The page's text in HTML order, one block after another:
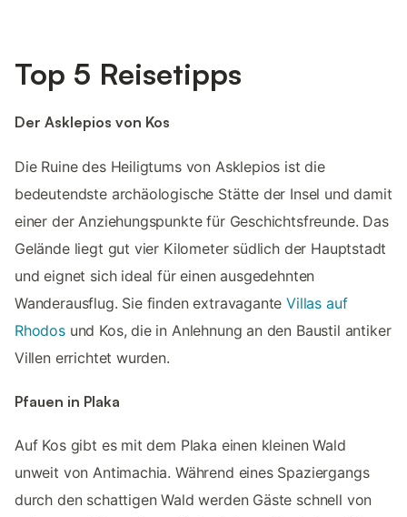
Top 5 Reisetipps
Der Asklepios von Kos
Die Ruine des Heiligtums von Asklepios ist die
bedeutendste archäologische Stätte der Insel und damit
einer der Anziehungspunkte für Geschichtsfreunde. Das
Gelände liegt gut vier Kilometer südlich der Hauptstadt
und eignet sich ideal für einen ausgedehnten
Wanderausflug. Sie finden extravaganteVillas auf
Rhodosund Kos, die in Anlehnung an den Baustil antiker
Villen errichtet wurden.
Pfauen in Plaka
Auf Kos gibt es mit dem Plaka einen kleinen Wald
unweit von Antimachia. Während eines Spaziergangs
durch den schattigen Wald werden Gäste schnell von